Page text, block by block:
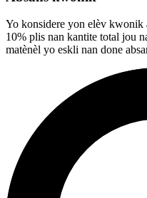
Yo konsidere yon elèv kwonik
10% plis nan kantite total jou
matènèl yo eskli nan done